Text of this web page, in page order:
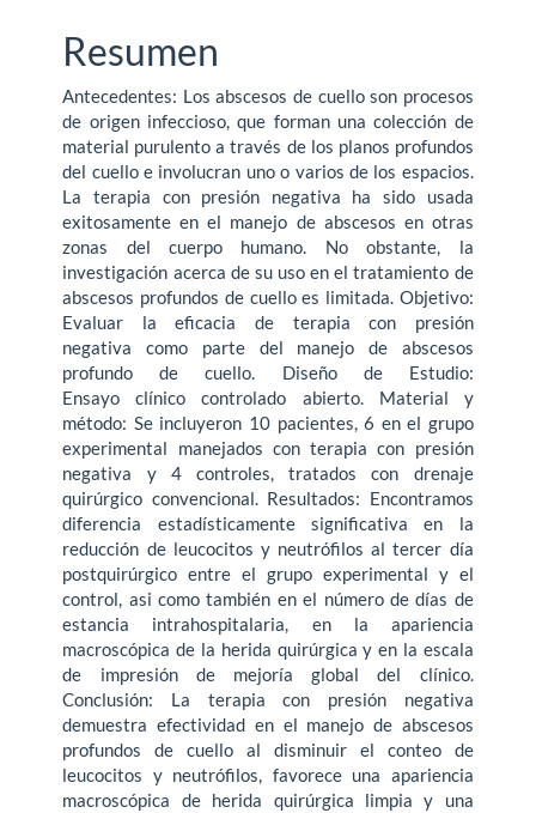
Resumen
Antecedentes: Los abscesos de cuello son procesos
de origen infeccioso, que forman una colección de
material purulento a través de los planos profundos
del cuello e involucran uno o varios de los espacios.
La terapia con presión negativa ha sido usada
exitosamente en el manejo de abscesos en otras
zonas del cuerpo humano. No obstante, la
investigación acerca de su uso en el tratamiento de
abscesos profundos de cuello es limitada. Objetivo:
Evaluar la eficacia de terapia con presión
negativa como parte del manejo de abscesos
profundo de cuello. Diseño de Estudio:
Ensayo clínico controlado abierto. Material y
método: Se incluyeron 10 pacientes, 6 en el grupo
experimental manejados con terapia con presión
negativa y 4 controles, tratados con drenaje
quirúrgico convencional. Resultados: Encontramos
diferencia estadísticamente significativa en la
reducción de leucocitos y neutrófilos al tercer día
postquirúrgico entre el grupo experimental y el
control, asi como también en el número de días de
estancia intrahospitalaria, en la apariencia
macroscópica de la herida quirúrgica y en la escala
de impresión de mejoría global del clínico.
Conclusión: La terapia con presión negativa
demuestra efectividad en el manejo de abscesos
profundos de cuello al disminuir el conteo de
leucocitos y neutrófilos, favorece una apariencia
macroscópica de herida quirúrgica limpia y una